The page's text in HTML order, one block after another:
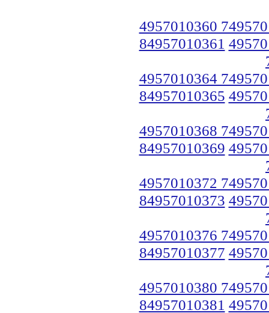
4957010360
84957010361
4957010364
84957010365
4957010368
84957010369
4957010372
84957010373
4957010376
84957010377
4957010380
84957010381